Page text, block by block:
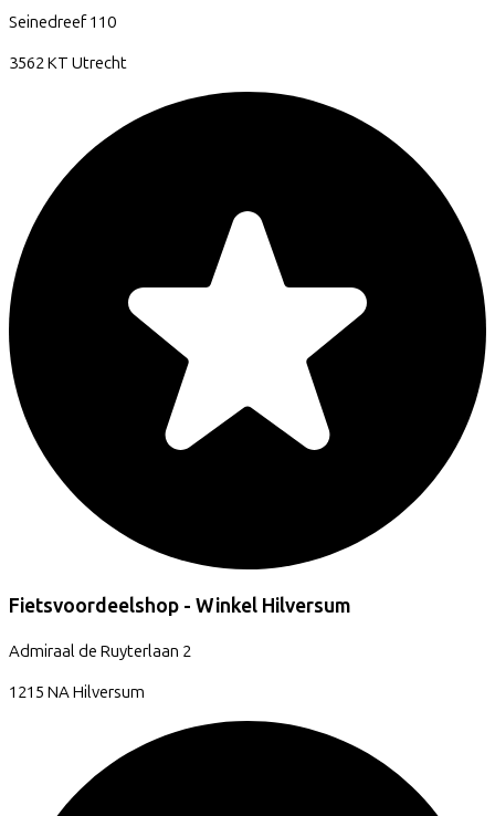
Seinedreef 110
3562 KT Utrecht
Fietsvoordeelshop - Winkel Hilversum
Admiraal de Ruyterlaan 2
1215 NAHilversum